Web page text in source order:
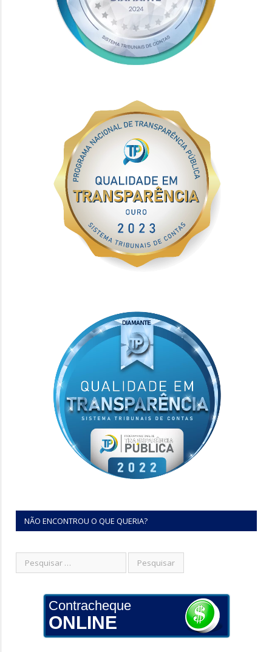
NÃO ENCONTROU O QUE QUERIA?
Contracheque
ONLINE